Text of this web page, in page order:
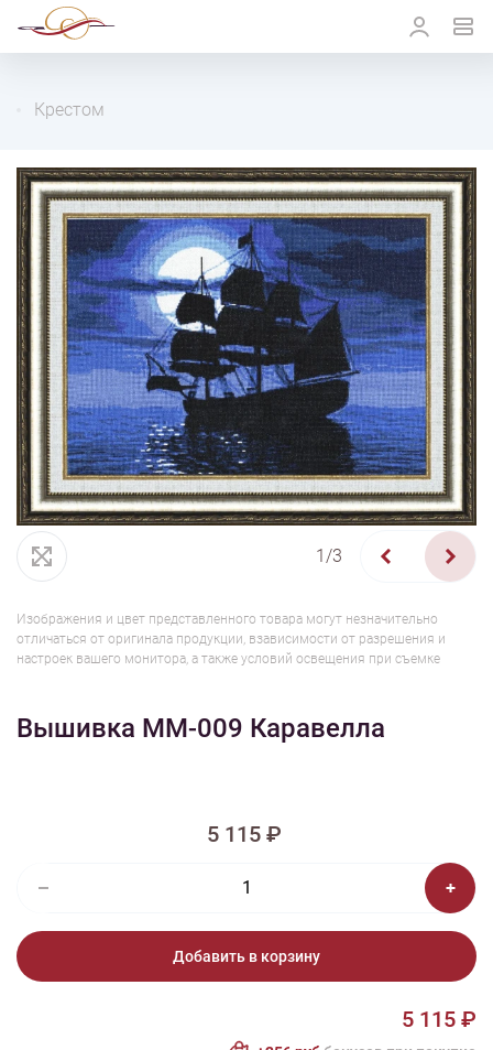
Крестом
1/3
Изображения и цвет представленного товара могут незначительно
отличаться от оригинала продукции, взависимости от разрешения и
настроек вашего монитора, а также условий освещения при съемке
Вышивка ММ-009 Каравелла
5 115 ₽
Добавить в корзину
5 115 ₽